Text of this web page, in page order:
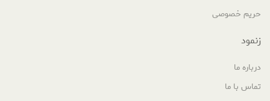
حریم خصوصی
زنمود
درباره ما
تماس با ما